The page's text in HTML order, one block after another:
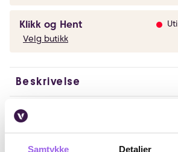
Samtykke Detaljer
Klikk og Hent
Velg butikk
Beskrivelse
Artikkelnummer: 230911054
Omtaler